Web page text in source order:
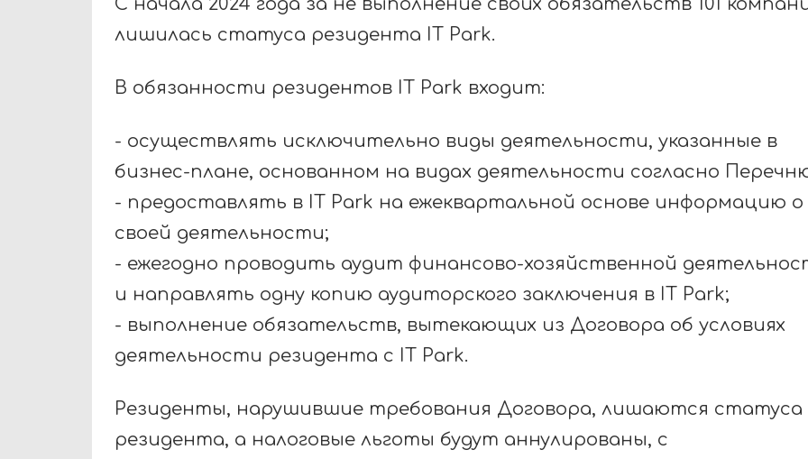
С начала 2024 года за не выполнение своих обязательств 101
лишилась статуса резидента IT Park.
В обязанности резидентов IT Park входит:
- осуществлять исключительно виды деятельности, указанные в
бизнес-плане, основанном на видах деятельности согласно
- предоставлять в IT Park на ежеквартальной основе информацию о
своей деятельности;
- ежегодно проводить аудит финансово-хозяйственной
и направлять одну копию аудиторского заключения в IT Park;
- выполнение обязательств, вытекающих из Договора об условиях
деятельности резидента с IT Park.
Резиденты, нарушившие требования Договора, лишаются статуса
резидента, а налоговые льготы будут аннулированы, с